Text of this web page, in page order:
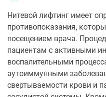
Нитевой лифтинг имеет
противопоказания,
посещением врача.
пациентам с активными
воспалительными
аутоиммунными
свертываемости крови и